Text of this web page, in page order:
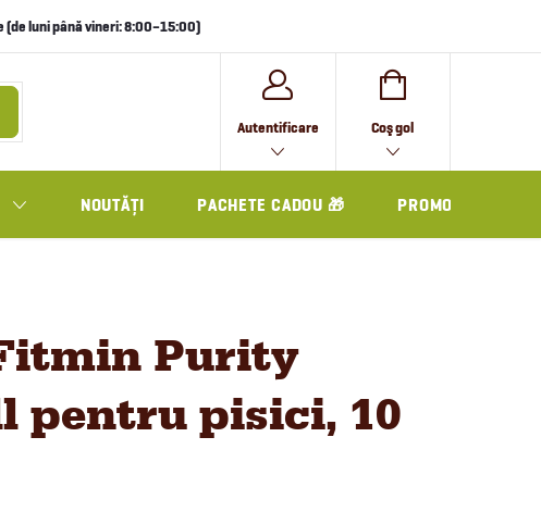
luni până vineri: 8:00–15:00)
Autentificare
COŞ
DE
CUMPĂRĂTURI
Coş gol
NOUTĂȚI PACHETE CADOU 🎁 PROMO
Purity
pentru pisici, 10